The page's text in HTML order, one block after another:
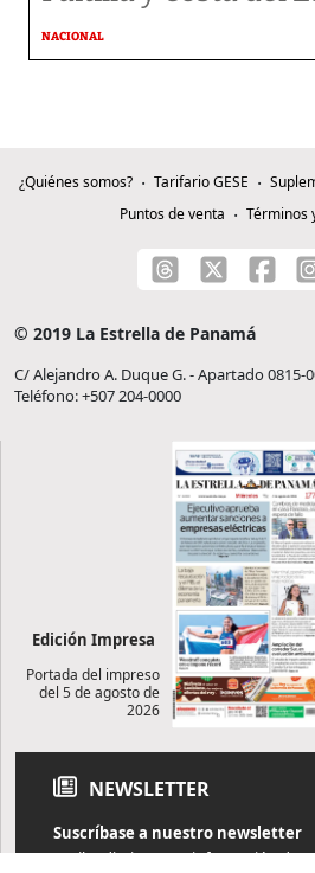
NACIONAL
¿Quiénes somos? Tarifario GESE
Puntos de venta
Términos
© 2019 La Estrella de Panamá
C/ Alejandro A. Duque G. - Apartado 0815-
Teléfono: +507 204-0000
Edición Impresa
Portada del impreso
del 5 de agosto de
2026
NEWSLETTER
Suscríbase a nuestro newsletter
Reciba diariamente información de